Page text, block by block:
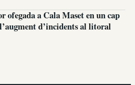
ofegada a Cala Maset en un cap
d’incidents al litoral